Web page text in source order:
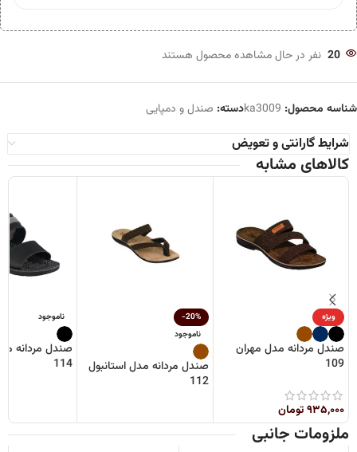
20 نفر در حال مشاهده محصول هستند
شناسه محصول: ka3009دسته: صندل و دمپایی
شرایط گارانتی و تعویض
کالاهای مشابه
ویژه
صندل مردانه مدل مهران
109
۹۳۵,۰۰۰تومان
-20%
ناموجود
صندل مردانه مدل استانبول
112
ناموجود
صندل مردانه
114
ملزومات جانبی